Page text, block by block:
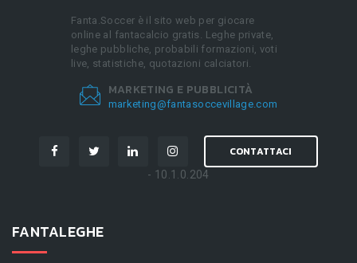
Fanta.Soccer è il sito web per giocare
online al fantacalcio gratis. Leghe private,
leghe pubbliche, probabili formazioni, voti
live, statistiche, quotazioni calciatori.
MARKETING E PUBBLICITÀ
marketing@fantasoccevillage.com
CONTATTACI
- 10.1.0.204
FANTALEGHE